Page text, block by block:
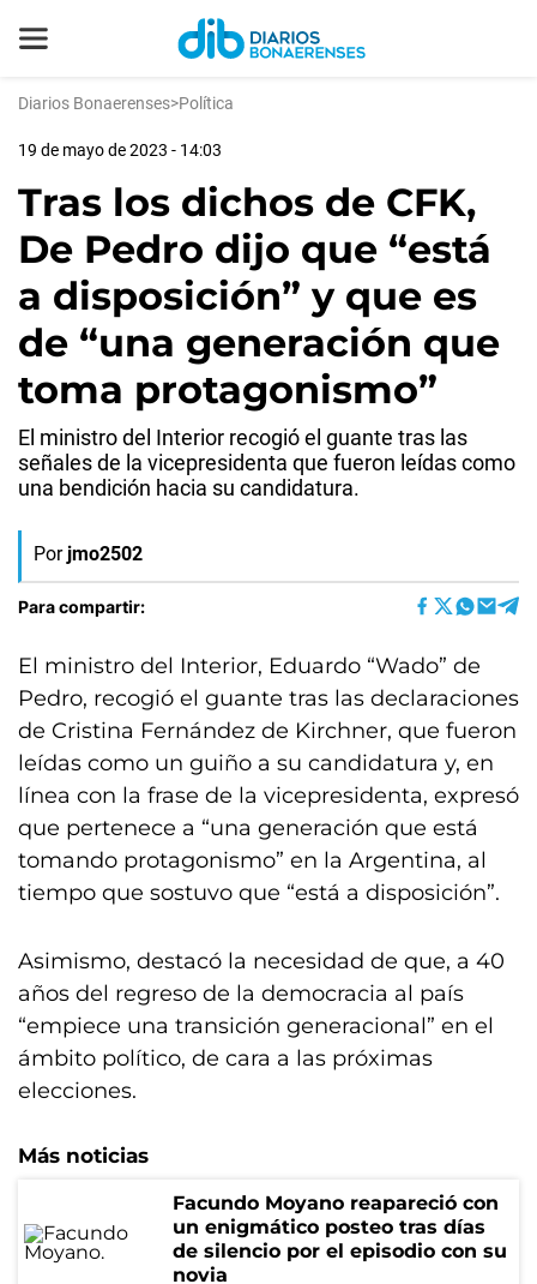
Diarios Bonaerenses>Política
19 de mayo de 2023 - 14:03
Tras los dichos de CFK,
De Pedro dijo que “está
a disposición” y que es
de “una generación que
toma protagonismo”
El ministro del Interior recogió el guante tras las
señales de la vicepresidenta que fueron leídas como
una bendición hacia su candidatura.
Por jmo2502
Para compartir:
El ministro del Interior, Eduardo “Wado” de
Pedro, recogió el guante tras las declaraciones
de Cristina Fernández de Kirchner, que fueron
leídas como un guiño a su candidatura y, en
línea con la frase de la vicepresidenta, expresó
que pertenece a “una generación que está
tomando protagonismo” en la Argentina, al
tiempo que sostuvo que “está a disposición”.
Asimismo, destacó la necesidad de que, a 40
años del regreso de la democracia al país
“empiece una transición generacional” en el
ámbito político, de cara a las próximas
elecciones.
Más noticias
Facundo Moyano reapareció con
un enigmático posteo tras días
de silencio por el episodio con su
novia